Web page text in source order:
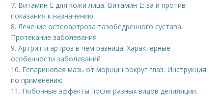
7. Витамин E для кожи лица. Витамин Е: за и против
показания к назначению
8. Лечение остеоартроза тазобедренного сустава.
Протекание заболевания
9.Артрит и артроз в чем разница. Характерные
особенности заболеваний
10. Гепариновая мазь от морщин вокруг глаз. Инструкция
по применению
11. Побочные эффекты после разных видов депиляции.